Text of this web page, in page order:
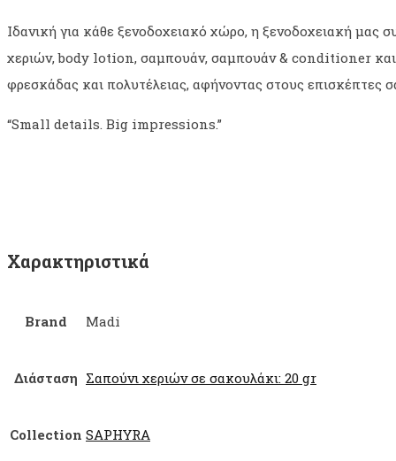
Ιδανική για κάθε ξενοδοχειακό χώρο, η ξενοδοχειακή μας
χεριών, body lotion, σαμπουάν, σαμπουάν & conditioner και
φρεσκάδας και πολυτέλειας, αφήνοντας στους επισκέπτες
“Small details. Big impressions.”
Χαρακτηριστικά
Brand Madi
Διάσταση Σαπούνι χεριών σε σακουλάκι: 20 gr
Collection SAPHYRA